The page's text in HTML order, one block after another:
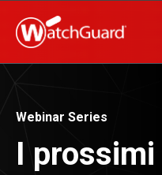
Webinar Series
I